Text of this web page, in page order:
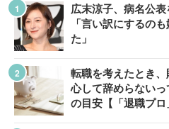
広末涼子、病名公
「言い訳にするの
た」
転職を考えたとき
心して辞めらない
の目安【「退職プロ